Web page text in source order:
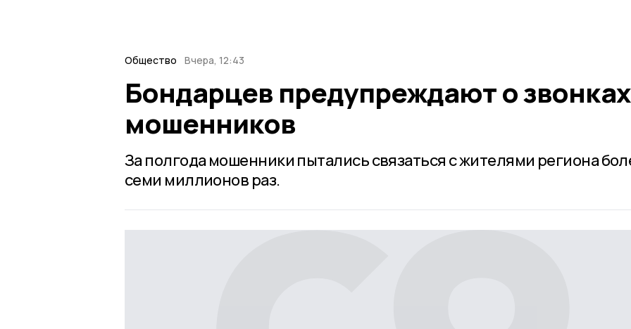
Общество Вчера, 12:43
Бондарцев предупреждают о
мошенников
За полгода мошенники пытались связаться с жителями региона
семи миллионов раз.